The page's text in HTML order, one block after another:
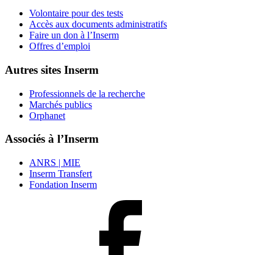
Volontaire pour des tests
Accès aux documents administratifs
Faire un don à l’Inserm
Offres d’emploi
Autres sites Inserm
Professionnels de la recherche
Marchés publics
Orphanet
Associés à l’Inserm
ANRS | MIE
Inserm Transfert
Fondation Inserm